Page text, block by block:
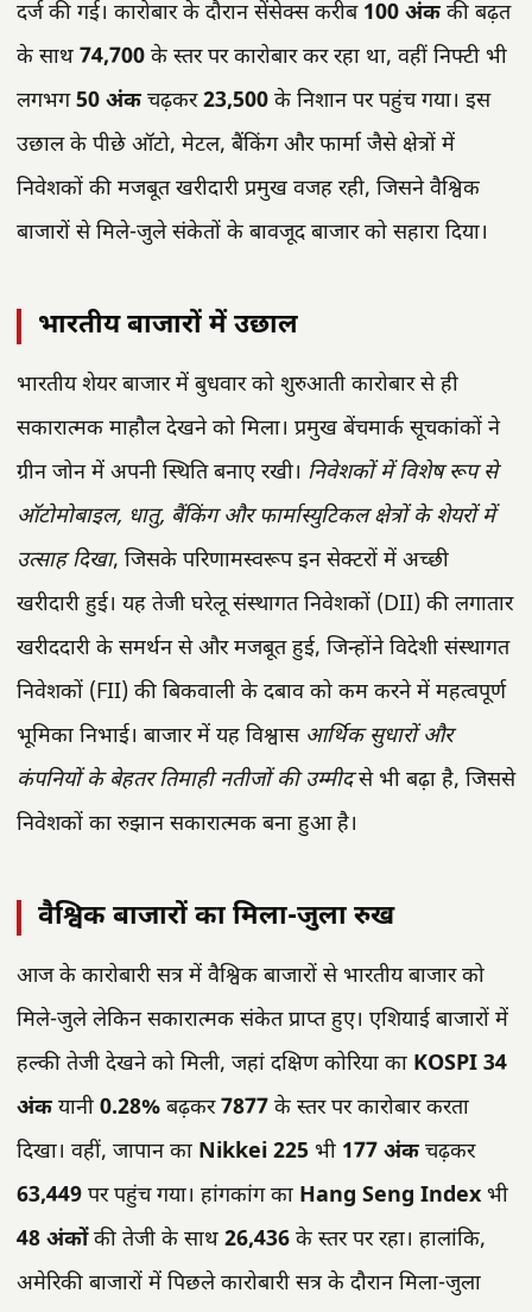
दर्ज की गई। कारोबार के दौरान सेंसेक्स करीब 100 अंक की बढ़त
के साथ 74,700 के स्तर पर कारोबार कर रहा था, वहीं निफ्टी भी
लगभग50 अंक चढ़कर23,500 के निशान पर पहुंच गया। इस
उछाल के पीछे ऑटो, मेटल, बैंकिंग और फार्मा जैसे क्षेत्रों में
निवेशकों की मजबूत खरीदारी प्रमुख वजह रही, जिसने वैश्विक
बाजारों से मिले-जुले संकेतों के बावजूद बाजार को सहारा दिया।
भारतीय बाजारों में उछाल
भारतीय शेयर बाजार में बुधवार को शुरुआती कारोबार से ही
सकारात्मक माहौल देखने को मिला। प्रमुख बेंचमार्क सूचकांकों ने
ग्रीन जोन में अपनी स्थिति बनाए रखी। निवेशकों में विशेष रूप से
ऑटोमोबाइल, धातु, बैंकिंग और फार्मास्युटिकल क्षेत्रों के शेयरों में
उत्साह दिखा, जिसके परिणामस्वरूप इन सेक्टरों में अच्छी
खरीदारी हुई। यह तेजी घरेलू संस्थागत निवेशकों (DII) की लगातार
खरीददारी के समर्थन से और मजबूत हुई, जिन्होंने विदेशी संस्थागत
निवेशकों (FII) की बिकवाली के दबाव को कम करने में महत्वपूर्ण
भूमिका निभाई। बाजार में यह विश्वास आर्थिक सुधारों और
कंपनियों के बेहतर तिमाही नतीजों की उम्मीदसे भी बढ़ा है, जिससे
निवेशकों का रुझान सकारात्मक बना हुआ है।
वैश्विक बाजारों का मिला-जुला रुख
आज के कारोबारी सत्र में वैश्विक बाजारों से भारतीय बाजार को
मिले-जुले लेकिन सकारात्मक संकेत प्राप्त हुए। एशियाई बाजारों में
हल्की तेजी देखने को मिली, जहां दक्षिण कोरिया का KOSPI 34
अंक यानी 0.28% बढ़कर7877 के स्तर पर कारोबार करता
दिखा। वहीं, जापान का Nikkei 225 भी 177 अंक चढ़कर
63,449 पर पहुंच गया। हांगकांग का Hang Seng Index भी
48 अंकोंकी तेजी के साथ 26,436 के स्तर पर रहा। हालांकि,
अमेरिकी बाजारों में पिछले कारोबारी सत्र के दौरान मिला-जुला